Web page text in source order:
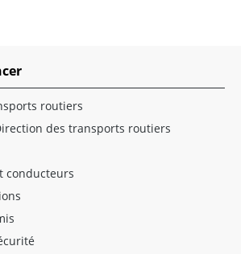
routiers
des transports routiers
conducteurs